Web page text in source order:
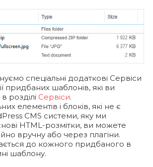
спеціальні додаткові Сервіси
придбаних шаблонів, які ви
розділі Сервіси.
елементів і блоків, які не є
CMS системи, яку ми
HTML-розмітки, ви можете
вручну або через плагіни.
до кожного придбаного в
шаблону.